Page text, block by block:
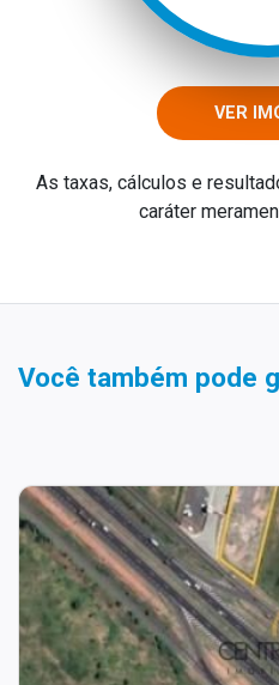
VER
As taxas, cálculos e
caráter
Você também pode